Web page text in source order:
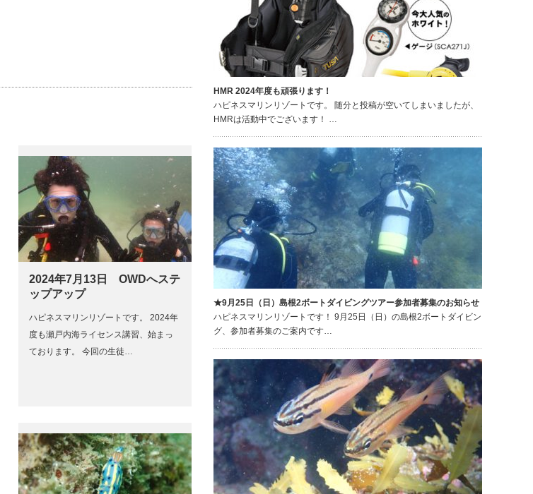
2024年7月13日 OWDへステ
ップアップ
ハピネスマリンリゾートです。 2024年
度も瀬戸内海ライセンス講習、始まっ
ております。 今回の生徒…
HMR 2024年度も頑張ります！
ハピネスマリンリゾートです。 随分と投稿が空いてしまいましたが、
HMRは活動中でございます！ …
★9月25日（日）島根2ボートダイビングツアー参加者募集のお知らせ
ハピネスマリンリゾートです！ 9月25日（日）の島根2ボートダイビン
グ、参加者募集のご案内です…